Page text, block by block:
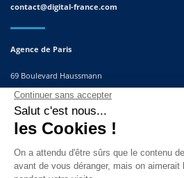
contact@digital-france.com
Agence de Paris
69 Boulevard Haussmann
75008, Paris
France
Agence du Sud-Est